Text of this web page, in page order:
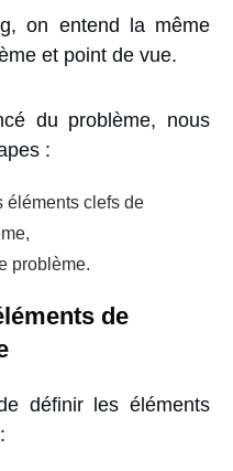
on entend la même
et point de vue.
du problème, nous
:
éléments clefs de
problème.
de
définir les éléments